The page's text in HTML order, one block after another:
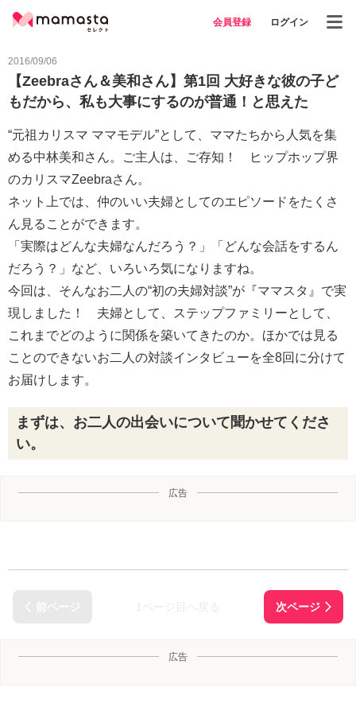
会員登録 ログイン
2016/09/06
【Zeebraさん＆美和さん】第1回 大好きな彼の子ど
もだから、私も大事にするのが普通！と思えた
“元祖カリスマ ママモデル”として、ママたちから人気を集
める中林美和さん。ご主人は、ご存知！ ヒップホップ界
のカリスマZeebraさん。
ネット上では、仲のいい夫婦としてのエピソードをたくさ
ん見ることができます。
「実際はどんな夫婦なんだろう？」「どんな会話をするん
だろう？」など、いろいろ気になりますね。
今回は、そんなお二人の“初の夫婦対談”が『ママスタ』で実
現しました！ 夫婦として、ステップファミリーとして、
これまでどのように関係を築いてきたのか。ほかでは見る
ことのできないお二人の対談インタビューを全8回に分けて
お届けします。
まずは、お二人の出会いについて聞かせてくださ
い。
広告
広告